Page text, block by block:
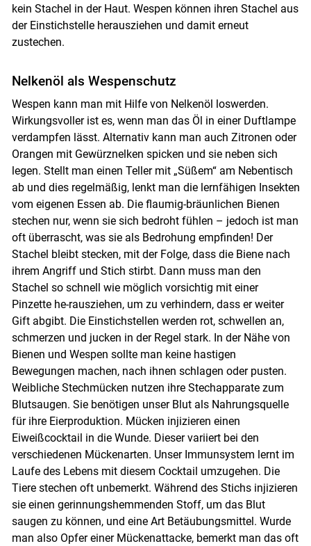
Skip to main content
kein Stachel in der Haut. Wespen können ihren Stachel aus
der Einstichstelle herausziehen und damit erneut
zustechen.
Nelkenöl als Wespenschutz
Wespen kann man mit Hilfe von Nelkenöl loswerden.
Wirkungsvoller ist es, wenn man das Öl in einer Duftlampe
verdampfen lässt. Alternativ kann man auch Zitronen oder
Orangen mit Gewürznelken spicken und sie neben sich
legen. Stellt man einen Teller mit „Süßem“ am Nebentisch
ab und dies regelmäßig, lenkt man die lernfähigen Insekten
vom eigenen Essen ab. Die flaumig-bräunlichen Bienen
stechen nur, wenn sie sich bedroht fühlen – jedoch ist man
oft überrascht, was sie als Bedrohung empfinden! Der
Stachel bleibt stecken, mit der Folge, dass die Biene nach
ihrem Angriff und Stich stirbt. Dann muss man den
Stachel so schnell wie möglich vorsichtig mit einer
Pinzette he-rausziehen, um zu verhindern, dass er weiter
Gift abgibt. Die Einstichstellen werden rot, schwellen an,
schmerzen und jucken in der Regel stark. In der Nähe von
Bienen und Wespen sollte man keine hastigen
Bewegungen machen, nach ihnen schlagen oder pusten.
Weibliche Stechmücken nutzen ihre Stechapparate zum
Blutsaugen. Sie benötigen unser Blut als Nahrungsquelle
für ihre Eierproduktion. Mücken injizieren einen
Eiweißcocktail in die Wunde. Dieser variiert bei den
verschiedenen Mückenarten. Unser Immunsystem lernt im
Laufe des Lebens mit diesem Cocktail umzugehen. Die
Tiere stechen oft unbemerkt. Während des Stichs injizieren
sie einen gerinnungshemmenden Stoff, um das Blut
saugen zu können, und eine Art Betäubungsmittel. Wurde
man also Opfer einer Mückenattacke, bemerkt man das oft